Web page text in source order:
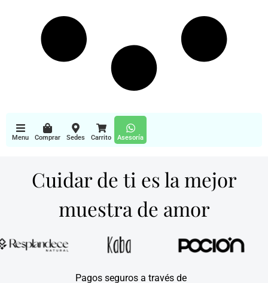
Menu Comprar Sedes Carrito Asesoría
Cuidar de ti es la mejor
muestra de amor
Pagos seguros a través de